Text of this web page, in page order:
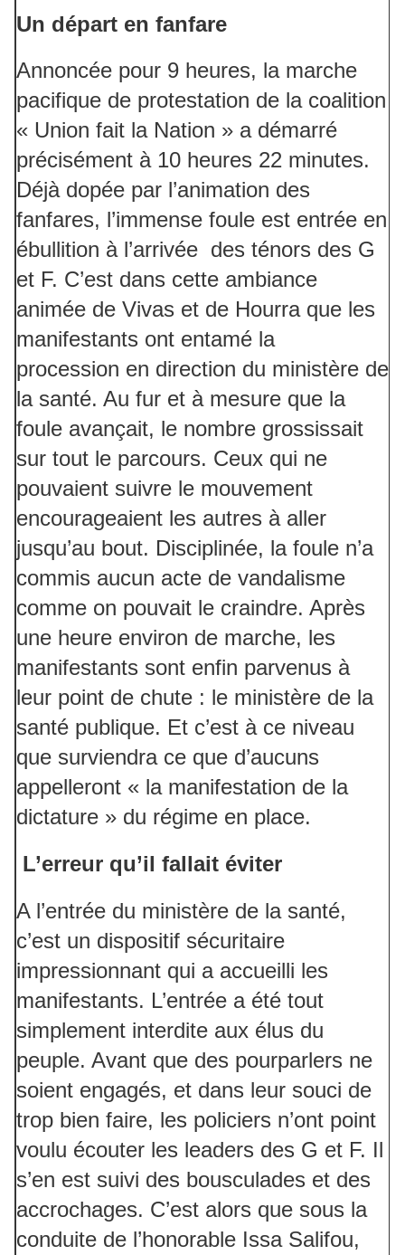
Un départ en fanfare
Annoncée pour 9 heures, la marche
pacifique de protestation de la coalition
« Union fait la Nation » a démarré
précisément à 10 heures 22 minutes.
Déjà dopée par l’animation des
fanfares, l’immense foule est entrée en
ébullition à l’arrivée des ténors des G
et F. C’est dans cette ambiance
animée de Vivas et de Hourra que les
manifestants ont entamé la
procession en direction du ministère de
la santé. Au fur et à mesure que la
foule avançait, le nombre grossissait
sur tout le parcours. Ceux qui ne
pouvaient suivre le mouvement
encourageaient les autres à aller
jusqu’au bout. Disciplinée, la foule n’a
commis aucun acte de vandalisme
comme on pouvait le craindre. Après
une heure environ de marche, les
manifestants sont enfin parvenus à
leur point de chute : le ministère de la
santé publique. Et c’est à ce niveau
que surviendra ce que d’aucuns
appelleront « la manifestation de la
dictature » du régime en place.
L’erreur qu’il fallait éviter
A l’entrée du ministère de la santé,
c’est un dispositif sécuritaire
impressionnant qui a accueilli les
manifestants. L’entrée a été tout
simplement interdite aux élus du
peuple. Avant que des pourparlers ne
soient engagés, et dans leur souci de
trop bien faire, les policiers n’ont point
voulu écouter les leaders des G et F. Il
s’en est suivi des bousculades et des
accrochages. C’est alors que sous la
conduite de l’honorable Issa Salifou,